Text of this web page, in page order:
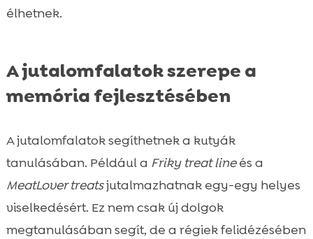
élhetnek.
A jutalomfalatok szerepe a
memória fejlesztésében
A jutalomfalatok segíthetnek a kutyák
tanulásában. Például a Friky treat lineés a
MeatLover treatsjutalmazhatnak egy-egy helyes
viselkedésért. Ez nem csak új dolgok
megtanulásában segít, de a régiek felidézésében